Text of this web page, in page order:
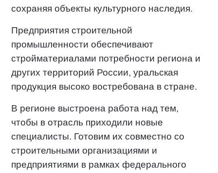
сохраняя объекты культурного наследия.
Предприятия строительной
промышленности обеспечивают
стройматериалами потребности региона и
других территорий России, уральская
продукция высоко востребована в стране.
В регионе выстроена работа над тем,
чтобы в отрасль приходили новые
специалисты. Готовим их совместно со
строительными организациями и
предприятиями в рамках федерального